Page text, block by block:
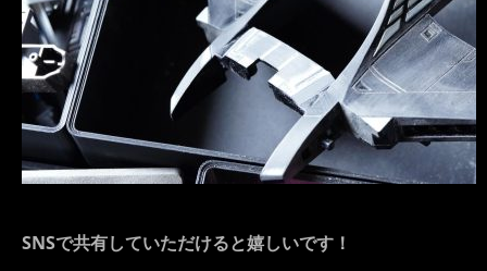
SNSで共有していただけると嬉しいです！